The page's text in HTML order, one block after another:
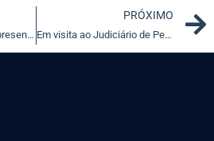
PSD questiona sub-representação de MT no Senado por vacância de cargo de senador
PRÓXIMO
Em visita ao Judiciário de Pernambuco, Dias Toffoli destaca necessidade de integração entre os tribunais